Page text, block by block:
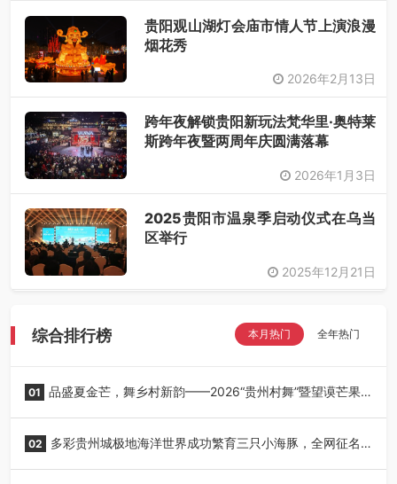
贵阳观山湖灯会庙市情人节上演浪漫
烟花秀
2026年2月13日
跨年夜解锁贵阳新玩法梵华里·奥特莱
斯跨年夜暨两周年庆圆满落幕
2026年1月3日
2025贵阳市温泉季启动仪式在乌当
区举行
2025年12月21日
综合排行榜 本月热门 全年热门
01 品盛夏金芒，舞乡村新韵——2026“贵州村舞”暨望谟芒果
02 多彩贵州城极地海洋世界成功繁育三只小海豚，全网征名